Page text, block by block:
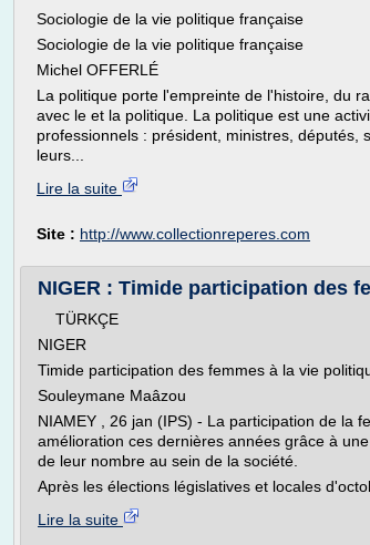
Sociologie de la vie politique française
Sociologie de la vie politique française
Michel OFFERLÉ
La politique porte l'empreinte de l'histoire, du
avec le et la politique. La politique est une
professionnels : président, ministres,
leurs...
Lire la suite
Site : http://www.collectionreperes.com
NIGER : Timide participation des
TÜRKÇE
NIGER
Timide participation des femmes à la vie
Souleymane Maâzou
NIAMEY , 26 jan (IPS) - La participation de la
amélioration ces dernières années grâce à
de leur nombre au sein de la société.
Après les élections législatives et locales
Lire la suite